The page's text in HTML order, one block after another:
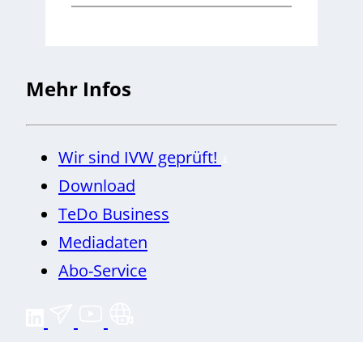
Mehr Infos
Wir sind IVW geprüft!
Download
TeDo Business
Mediadaten
Abo-Service